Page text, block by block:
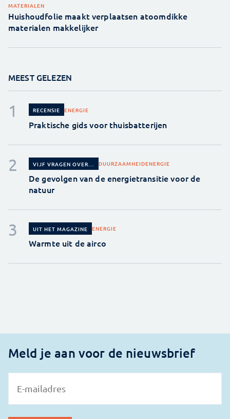
MATERIALEN
Huishoudfolie maakt verplaatsen atoomdikke
materialen makkelijker
MEEST GELEZEN
RECENSIE ENERGIE
Praktische gids voor thuisbatterijen
VIJF VRAGEN OVER... DUURZAAMHEIDENERGIE
De gevolgen van de energietransitie voor de
natuur
UIT HET MAGAZINE ENERGIE
Warmte uit de airco
Meld je aan voor de nieuwsbrief